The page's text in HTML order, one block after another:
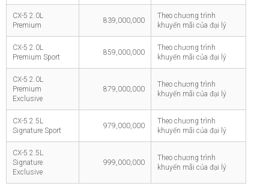
CX-5 2.0L
Premium
839,000,000
Theo chương trình
khuyến mãi của đại lý
CX-5 2.0L
Premium Sport
859,000,000
Theo chương trình
khuyến mãi của đại lý
CX-5 2.0L
Premium
Exclusive
879,000,000
Theo chương trình
khuyến mãi của đại lý
CX-5 2.5L
Signature Sport
979,000,000
Theo chương trình
khuyến mãi của đại lý
CX-5 2.5L
Signature
Exclusive
999,000,000
Theo chương trình
khuyến mãi của đại lý